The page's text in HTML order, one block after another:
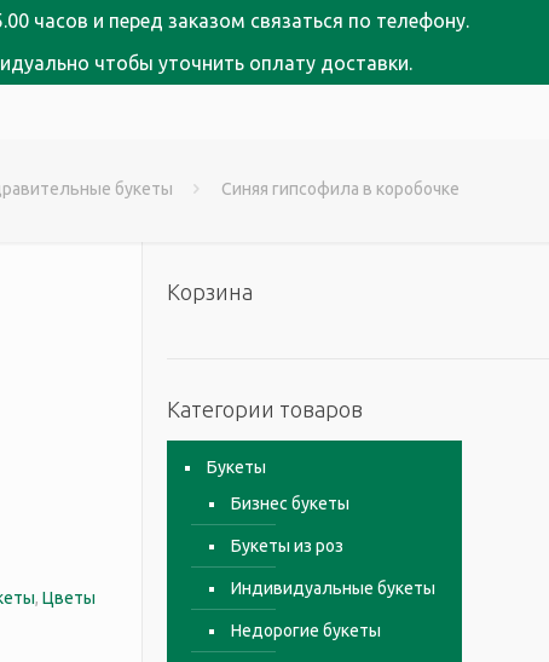
часов и перед заказом связаться по телефону.
чтобы уточнить оплату доставки.
букеты Синяя гипсофила в коробочке
, Цветы
Корзина
Категории товаров
Букеты
Бизнес букеты
Букеты из роз
Индивидуальные букеты
Недорогие букеты